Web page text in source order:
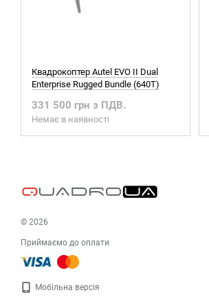
Квадрокоптер Autel EVO II Dual
Enterprise Rugged Bundle (640T)
331 500 грн з ПДВ.
Немає в наявності
© 2026
Приймаємо до оплати
Мобільна версія